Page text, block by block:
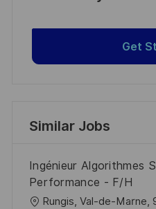
Get
Similar Jobs
Ingénieur Algorithmes
Performance - F/H
L
Rungis, Val-de-Marne,